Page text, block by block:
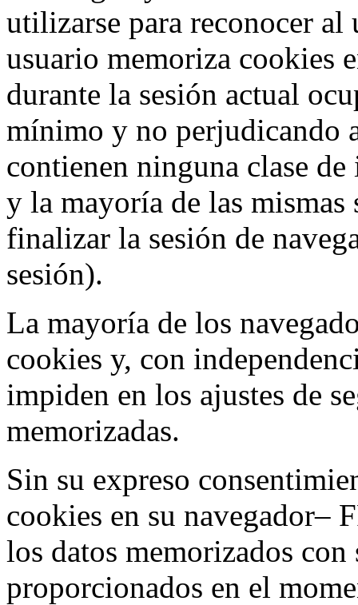
utilizarse para reconocer
usuario memoriza cookies
durante la sesión actual
mínimo y no perjudicando
contienen ninguna clase
y la mayoría de las
finalizar la sesión de
sesión).
La mayoría de los
cookies y, con
impiden en los ajustes de
memorizadas.
Sin su expreso
cookies en su navegador–
los datos memorizados con
proporcionados en el